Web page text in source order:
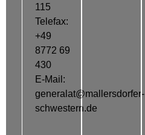
115
Telefax:
+49
8772 69
430
E-Mail:
generalat@mallersdorfer-
schwestern.de